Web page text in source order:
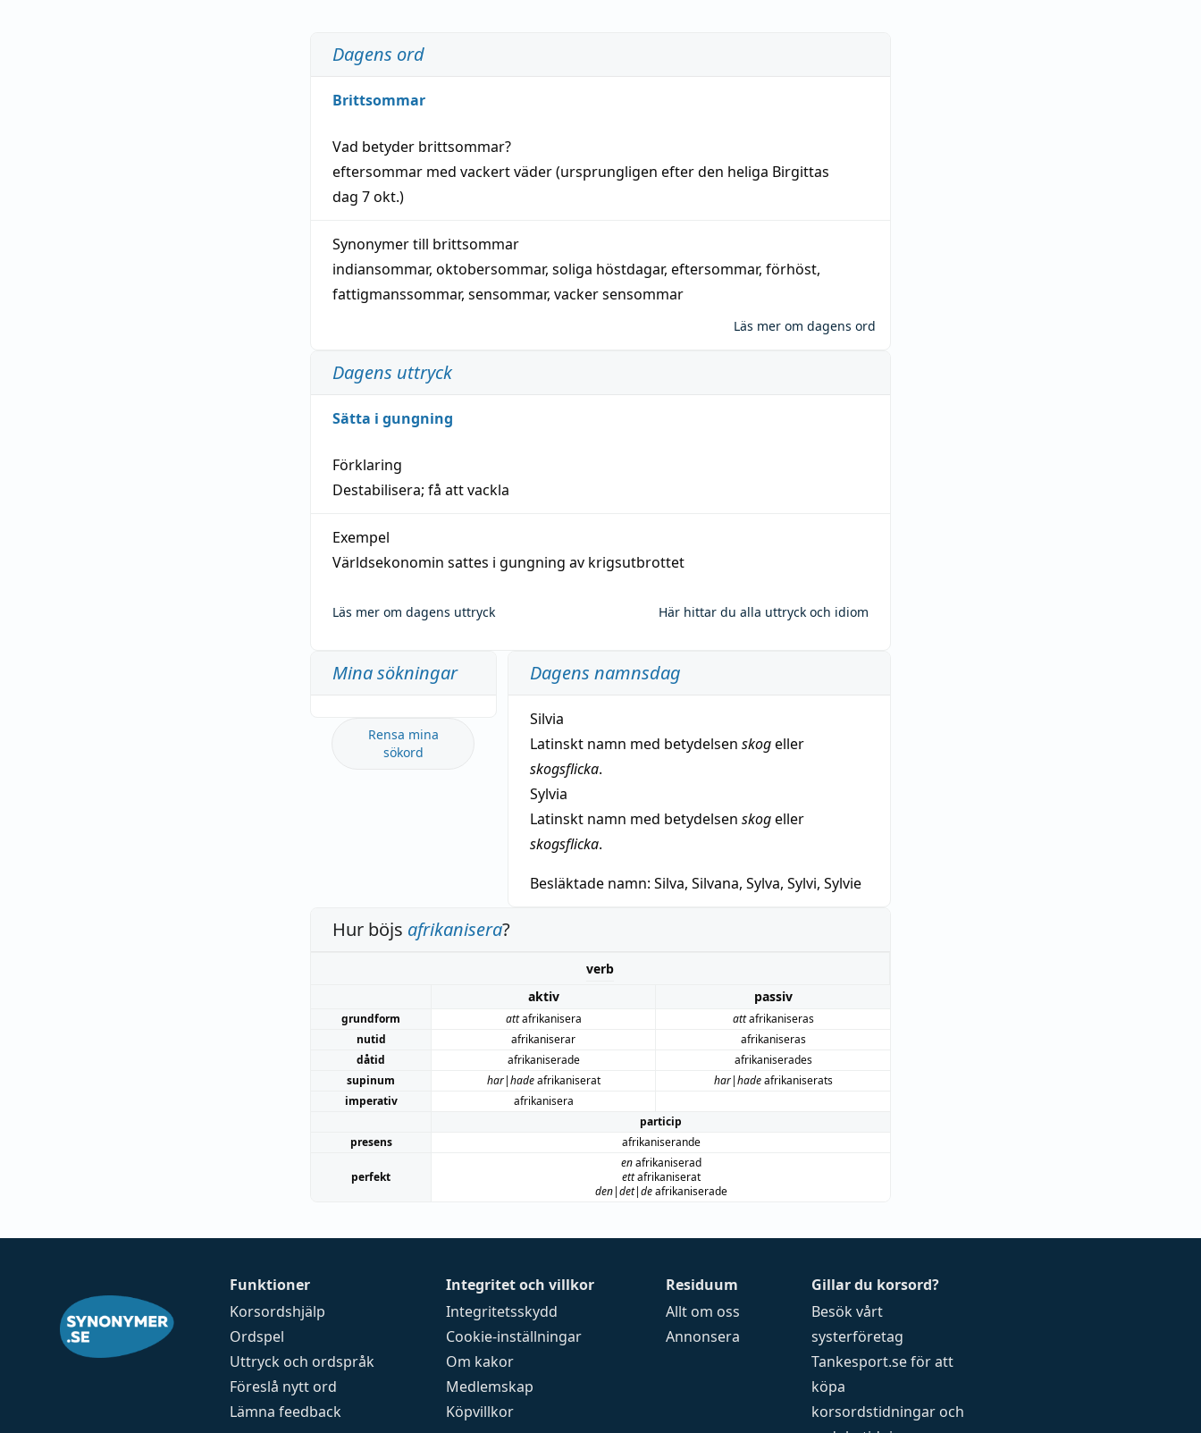
Dagens ord
Brittsommar
Vad betyder brittsommar?
eftersommar med vackertväder(ursprungligen efter den heliga Birgittas
dag 7 okt.)
Synonymer till brittsommar
indiansommar, oktobersommar, soliga höstdagar, eftersommar, förhöst,
fattigmanssommar, sensommar, vacker sensommar
Läs mer om dagens ord
Dagens uttryck
Sätta i gungning
Förklaring
Destabilisera; få att vackla
Exempel
Världsekonomin sattes i gungning av krigsutbrottet
Läs mer om dagens uttryck Här hittar du alla uttryck och idiom
Mina sökningar
Rensa mina
sökord
Dagens namnsdag
Silvia
Latinskt namn med betydelsen skogeller
skogsflicka.
Sylvia
Latinskt namn med betydelsen skogeller
skogsflicka.
Besläktade namn: Silva, Silvana, Sylva, Sylvi, Sylvie
Hur böjs afrikanisera?
verb
aktiv
passiv
grundform attafrikanisera attafrikaniseras
nutid
afrikaniserar
afrikaniseras
dåtid
afrikaniserade
afrikaniserades
supinum
har|hadeafrikaniserat har|hadeafrikaniserats
imperativ
afrikanisera
particip
presens
afrikaniserande
perfekt
enafrikaniserad
ettafrikaniserat
den|det|deafrikaniserade
Funktioner
Korsordshjälp
Ordspel
Uttryck och ordspråk
Föreslå nytt ord
Lämna feedback
Integritet och villkor
Integritetsskydd
Cookie-inställningar
Om kakor
Medlemskap
Köpvillkor
Residuum
Allt om oss
Annonsera
Gillar du korsord?
Besök vårt
systerföretag
Tankesport.seför att
köpa
korsordstidningar och